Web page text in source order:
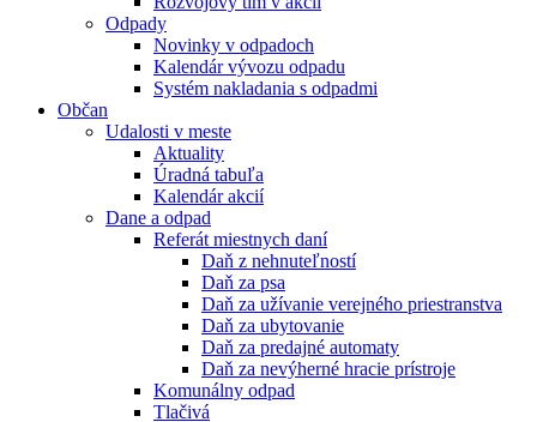
Odpady
Novinky v odpadoch
Kalendár vývozu odpadu
Systém nakladania s odpadmi
Občan
Udalosti v meste
Aktuality
Úradná tabuľa
Kalendár akcií
Dane a odpad
Referát miestnych daní
Daň z nehnuteľností
Daň za psa
Daň za užívanie verejného priestranstva
Daň za ubytovanie
Daň za predajné automaty
Daň za nevýherné hracie prístroje
Komunálny odpad
Tlačivá